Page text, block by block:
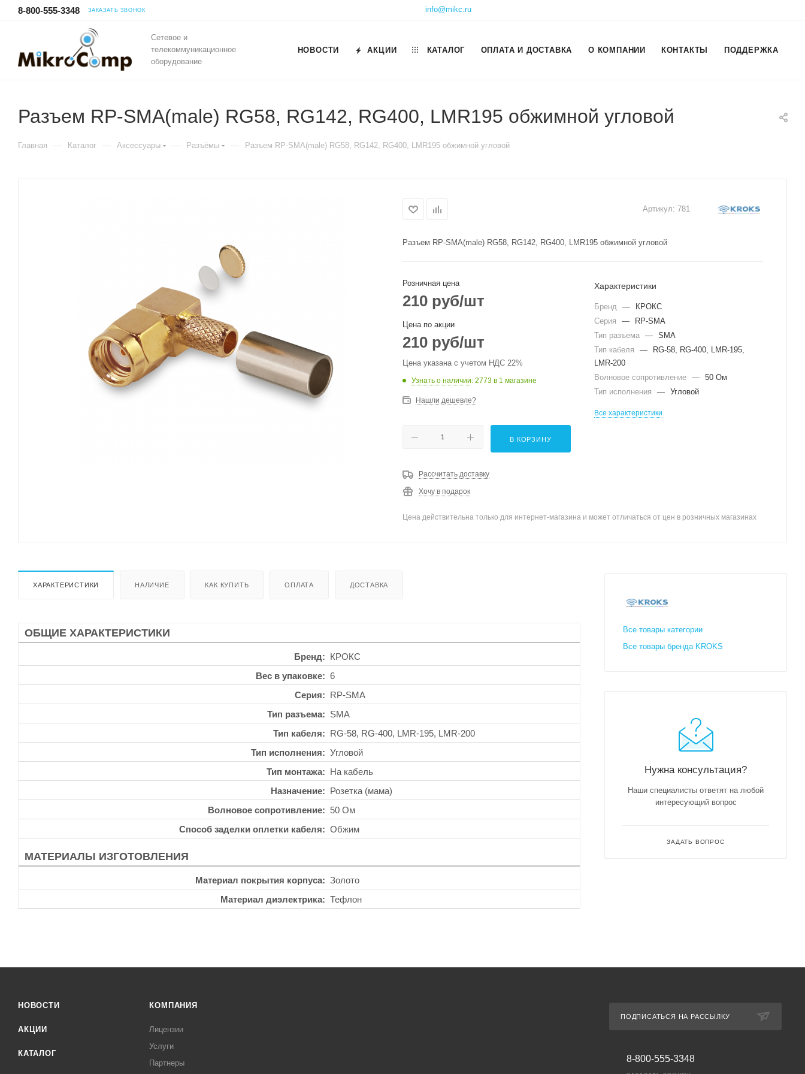
8-800-555-3348 ЗАКАЗАТЬ ЗВОНОК info@mikc.ru
Сетевое и
телекоммуникационное
оборудование
НОВОСТИ АКЦИИ КАТАЛОГ ОПЛАТА И ДОСТАВКА О КОМПАНИИ КОНТАКТЫ ПОДДЕРЖКА
Разъем RP-SMA(male) RG58, RG142, RG400, LMR195 обжимной угловой
Главная — Каталог — Аксессуары — Разъёмы — Разъем RP-SMA(male) RG58, RG142, RG400, LMR195 обжимной угловой
Артикул: 781
Разъем RP-SMA(male) RG58, RG142, RG400, LMR195 обжимной угловой
Розничная цена
210 руб/шт
Цена по акции
210 руб/шт
Цена указана с учетом НДС 22%
Узнать о наличии: 2773 в 1 магазине
Нашли дешевле?
В КОРЗИНУ
Рассчитать доставку
Хочу в подарок
Характеристики
Бренд —
КРОКС
Серия
—
RP-SMA
Тип разъема — SMA
Тип кабеля
—
RG-58, RG-400, LMR-195,
LMR-200
Волновое сопротивление — 50 Ом
Тип исполнения
— Угловой
Все характеристики
Цена действительна только для интернет-магазина и может отличаться от цен в розничных магазинах
ХАРАКТЕРИСТИКИ НАЛИЧИЕ КАК КУПИТЬ ОПЛАТА ДОСТАВКА
ОБЩИЕ ХАРАКТЕРИСТИКИ
Бренд
КРОКС
Вес в упаковке
6
Серия
RP-SMA
Тип разъема
SMA
Тип кабеля
RG-58, RG-400, LMR-195, LMR-200
Тип исполнения
Угловой
Тип монтажа
На кабель
Назначение
Розетка (мама)
Волновое сопротивление
50 Ом
Способ заделки оплетки кабеля
Обжим
МАТЕРИАЛЫ ИЗГОТОВЛЕНИЯ
Материал покрытия корпуса
Золото
Материал диэлектрика
Тефлон
Все товары категории
Все товары бренда KROKS
Нужна консультация?
Наши специалисты ответят на любой
интересующий вопрос
ЗАДАТЬ ВОПРОС
НОВОСТИ
АКЦИИ
КАТАЛОГ
КОМПАНИЯ
Лицензии
Услуги
Партнеры
ПОДПИСАТЬСЯ НА РАССЫЛКУ
8-800-555-3348